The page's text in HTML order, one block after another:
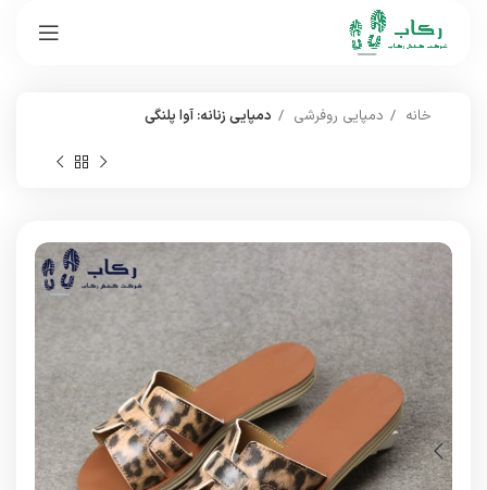
خانه دمپایی روفرشی دمپایی زنانه: آوا پلنگی